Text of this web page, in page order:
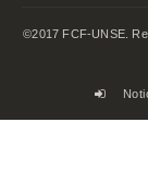
©2017 FCF-UNSE.